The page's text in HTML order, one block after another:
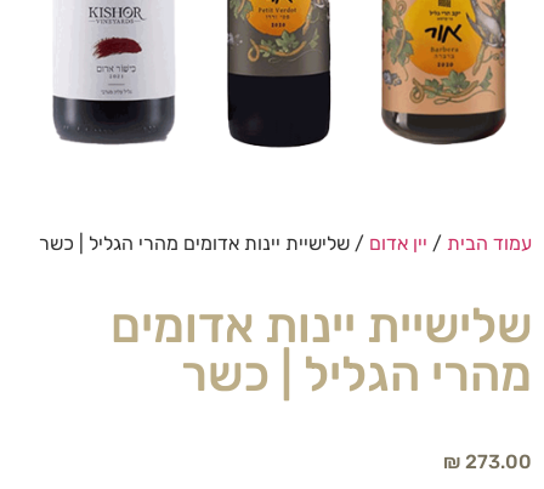
עמוד הבית / יין אדום / שלישיית יינות אדומים מהרי הגליל | כשר
שלישיית יינות אדומים
מהרי הגליל | כשר
₪ 273.00